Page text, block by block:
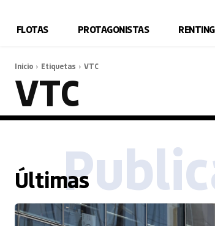
FLOTAS PROTAGONISTAS RENTING
Inicio Etiquetas VTC
VTC
Últimas